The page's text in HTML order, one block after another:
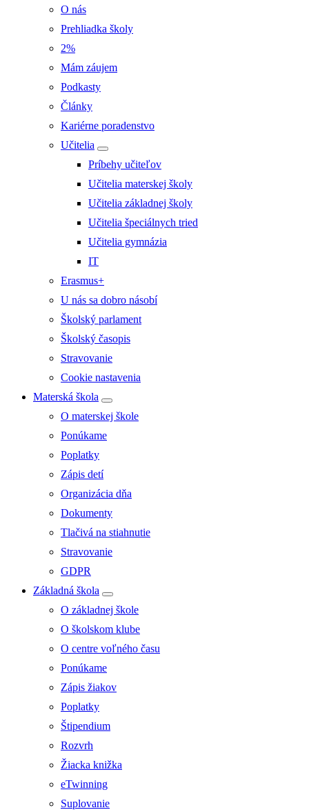
O nás
Prehliadka školy
2%
Mám záujem
Podkasty
Články
Kariérne poradenstvo
Učitelia
Príbehy učiteľov
Učitelia materskej školy
Učitelia základnej školy
Učitelia špeciálnych tried
Učitelia gymnázia
IT
Erasmus+
U nás sa dobro násobí
Školský parlament
Školský časopis
Stravovanie
Cookie nastavenia
Materská škola
O materskej škole
Ponúkame
Poplatky
Zápis detí
Organizácia dňa
Dokumenty
Tlačivá na stiahnutie
Stravovanie
GDPR
Základná škola
O základnej škole
O školskom klube
O centre voľného času
Ponúkame
Zápis žiakov
Poplatky
Štipendium
Rozvrh
Žiacka knižka
eTwinning
Suplovanie